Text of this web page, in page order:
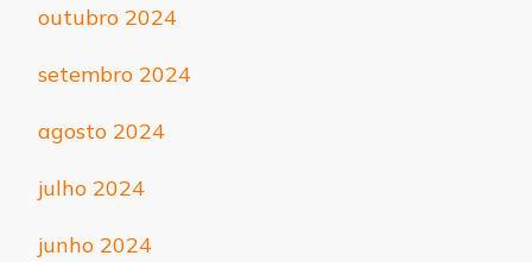
outubro 2024
setembro 2024
agosto 2024
julho 2024
junho 2024